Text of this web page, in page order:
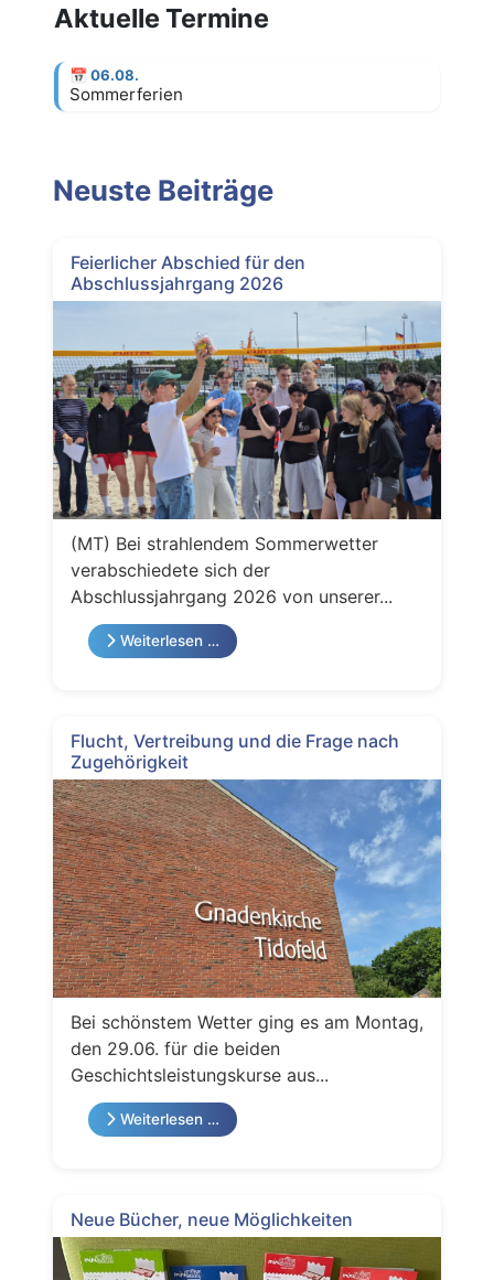
Aktuelle Termine
📅 06.08.
Sommerferien
Neuste Beiträge
Feierlicher Abschied für den
Abschlussjahrgang 2026
(MT) Bei strahlendem Sommerwetter
verabschiedete sich der
Abschlussjahrgang 2026 von unserer...
Weiterlesen …
Flucht, Vertreibung und die Frage nach
Zugehörigkeit
Bei schönstem Wetter ging es am Montag,
den 29.06. für die beiden
Geschichtsleistungskurse aus...
Weiterlesen …
Neue Bücher, neue Möglichkeiten